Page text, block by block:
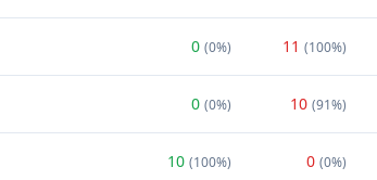
0 (0%) 11 (100%)
0 (0%) 10 (91%)
10 (100%) 0 (0%)